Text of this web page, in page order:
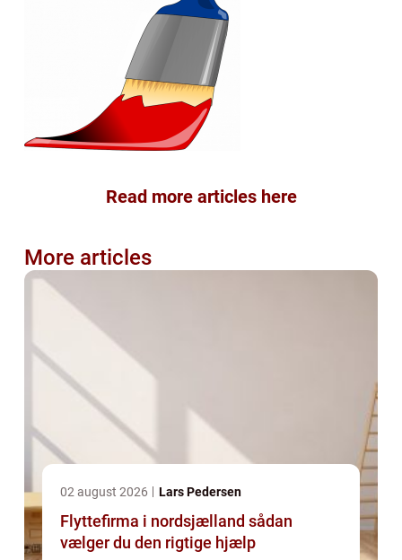
Read more articles here
More articles
02 august 2026 Lars Pedersen
Flyttefirma i nordsjælland sådan
vælger du den rigtige hjælp